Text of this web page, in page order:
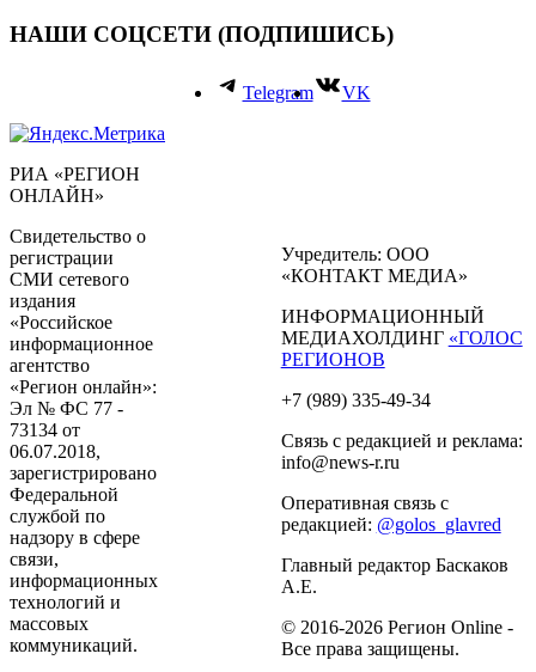
НАШИ СОЦСЕТИ (ПОДПИШИСЬ)
Telegram VK
РИА «РЕГИОН
ОНЛАЙН»
Свидетельство о
регистрации
СМИ сетевого
издания
«Российское
информационное
агентство
«Регион онлайн»:
Эл № ФС 77 -
73134 от
06.07.2018,
зарегистрировано
Федеральной
службой по
надзору в сфере
связи,
информационных
технологий и
массовых
коммуникаций.
Учредитель: ООО
«КОНТАКТ МЕДИА»
ИНФОРМАЦИОННЫЙ
МЕДИАХОЛДИНГ «ГОЛОС
РЕГИОНОВ
+7 (989) 335-49-34
Связь с редакцией и реклама:
info@news-r.ru
Оперативная связь с
редакцией: @golos_glavred
Главный редактор Баскаков
А.Е.
© 2016-2026 Регион Online -
Все права защищены.